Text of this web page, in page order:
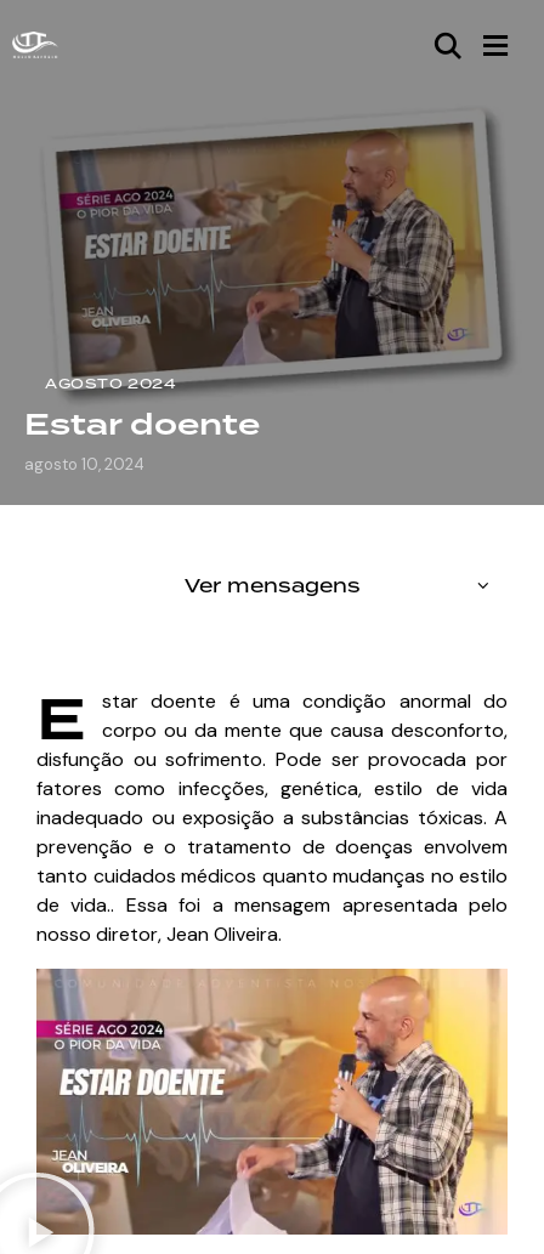
AGOSTO 2024
Estar doente
agosto 10, 2024
E
star doente é uma condição anormal do
corpo ou da mente que causa desconforto,
disfunção ou sofrimento. Pode ser provocada por
fatores como infecções, genética, estilo de vida
inadequado ou exposição a substâncias tóxicas. A
prevenção e o tratamento de doenças envolvem
tanto cuidados médicos quanto mudanças no estilo
de vida.. Essa foi a mensagem apresentada pelo
nosso diretor,Jean Oliveira.
Ver mensagens